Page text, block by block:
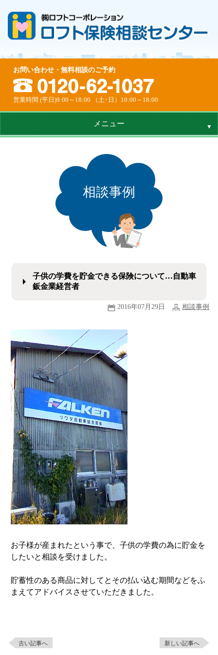
お問い合わせ・無料相談のご予約
営業時間 (平日)9:00～18:00 （土･日）10:00～18:00
メニュー
相談事例
子供の学費を貯金できる保険について…自動車
鈑金業経営者
2016年07月29日 相談事例
お子様が産まれたという事で、子供の学費の為に貯金を
したいと相談を受けました。
貯蓄性のある商品に対してとその払い込む期間などをふ
まえてアドバイスさせていただきました。
古い記事へ 新しい記事へ